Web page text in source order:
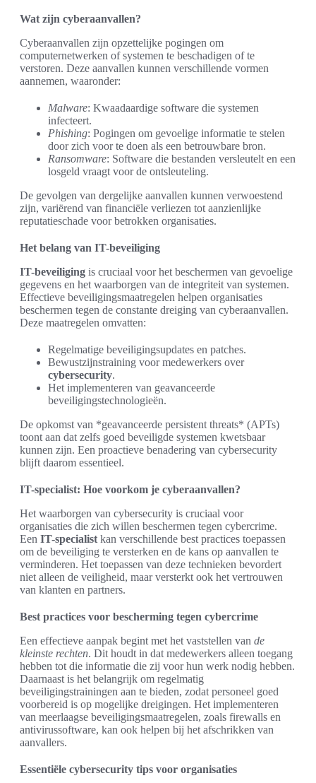
Wat zijn cyberaanvallen?
Cyberaanvallen zijn opzettelijke pogingen om
computernetwerken of systemen te beschadigen of te
verstoren. Deze aanvallen kunnen verschillende vormen
aannemen, waaronder:
Malware: Kwaadaardige software die systemen
infecteert.
Phishing: Pogingen om gevoelige informatie te stelen
door zich voor te doen als een betrouwbare bron.
Ransomware: Software die bestanden versleutelt en een
losgeld vraagt voor de ontsleuteling.
De gevolgen van dergelijke aanvallen kunnen verwoestend
zijn, variërend van financiële verliezen tot aanzienlijke
reputatieschade voor betrokken organisaties.
Het belang van IT-beveiliging
IT-beveiliging is cruciaal voor het beschermen van gevoelige
gegevens en het waarborgen van de integriteit van systemen.
Effectieve beveiligingsmaatregelen helpen organisaties
beschermen tegen de constante dreiging van cyberaanvallen.
Deze maatregelen omvatten:
Regelmatige beveiligingsupdates en patches.
Bewustzijnstraining voor medewerkers over
cybersecurity.
Het implementeren van geavanceerde
beveiligingstechnologieën.
De opkomst van *geavanceerde persistent threats* (APTs)
toont aan dat zelfs goed beveiligde systemen kwetsbaar
kunnen zijn. Een proactieve benadering van cybersecurity
blijft daarom essentieel.
IT-specialist: Hoe voorkom je cyberaanvallen?
Het waarborgen van cybersecurity is cruciaal voor
organisaties die zich willen beschermen tegen cybercrime.
Een IT-specialist kan verschillende best practices toepassen
om de beveiliging te versterken en de kans op aanvallen te
verminderen. Het toepassen van deze technieken bevordert
niet alleen de veiligheid, maar versterkt ook het vertrouwen
van klanten en partners.
Best practices voor bescherming tegen cybercrime
Een effectieve aanpak begint met het vaststellen van de
kleinste rechten. Dit houdt in dat medewerkers alleen toegang
hebben tot die informatie die zij voor hun werk nodig hebben.
Daarnaast is het belangrijk om regelmatig
beveiligingstrainingen aan te bieden, zodat personeel goed
voorbereid is op mogelijke dreigingen. Het implementeren
van meerlaagse beveiligingsmaatregelen, zoals firewalls en
antivirussoftware, kan ook helpen bij het afschrikken van
aanvallers.
Essentiële cybersecurity tips voor organisaties